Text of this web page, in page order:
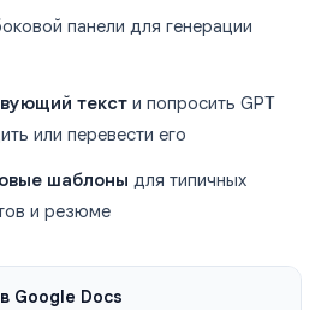
панели для генерации
текст и попросить GPT
или перевести его
шаблоны для типичных
и резюме
Google Docs